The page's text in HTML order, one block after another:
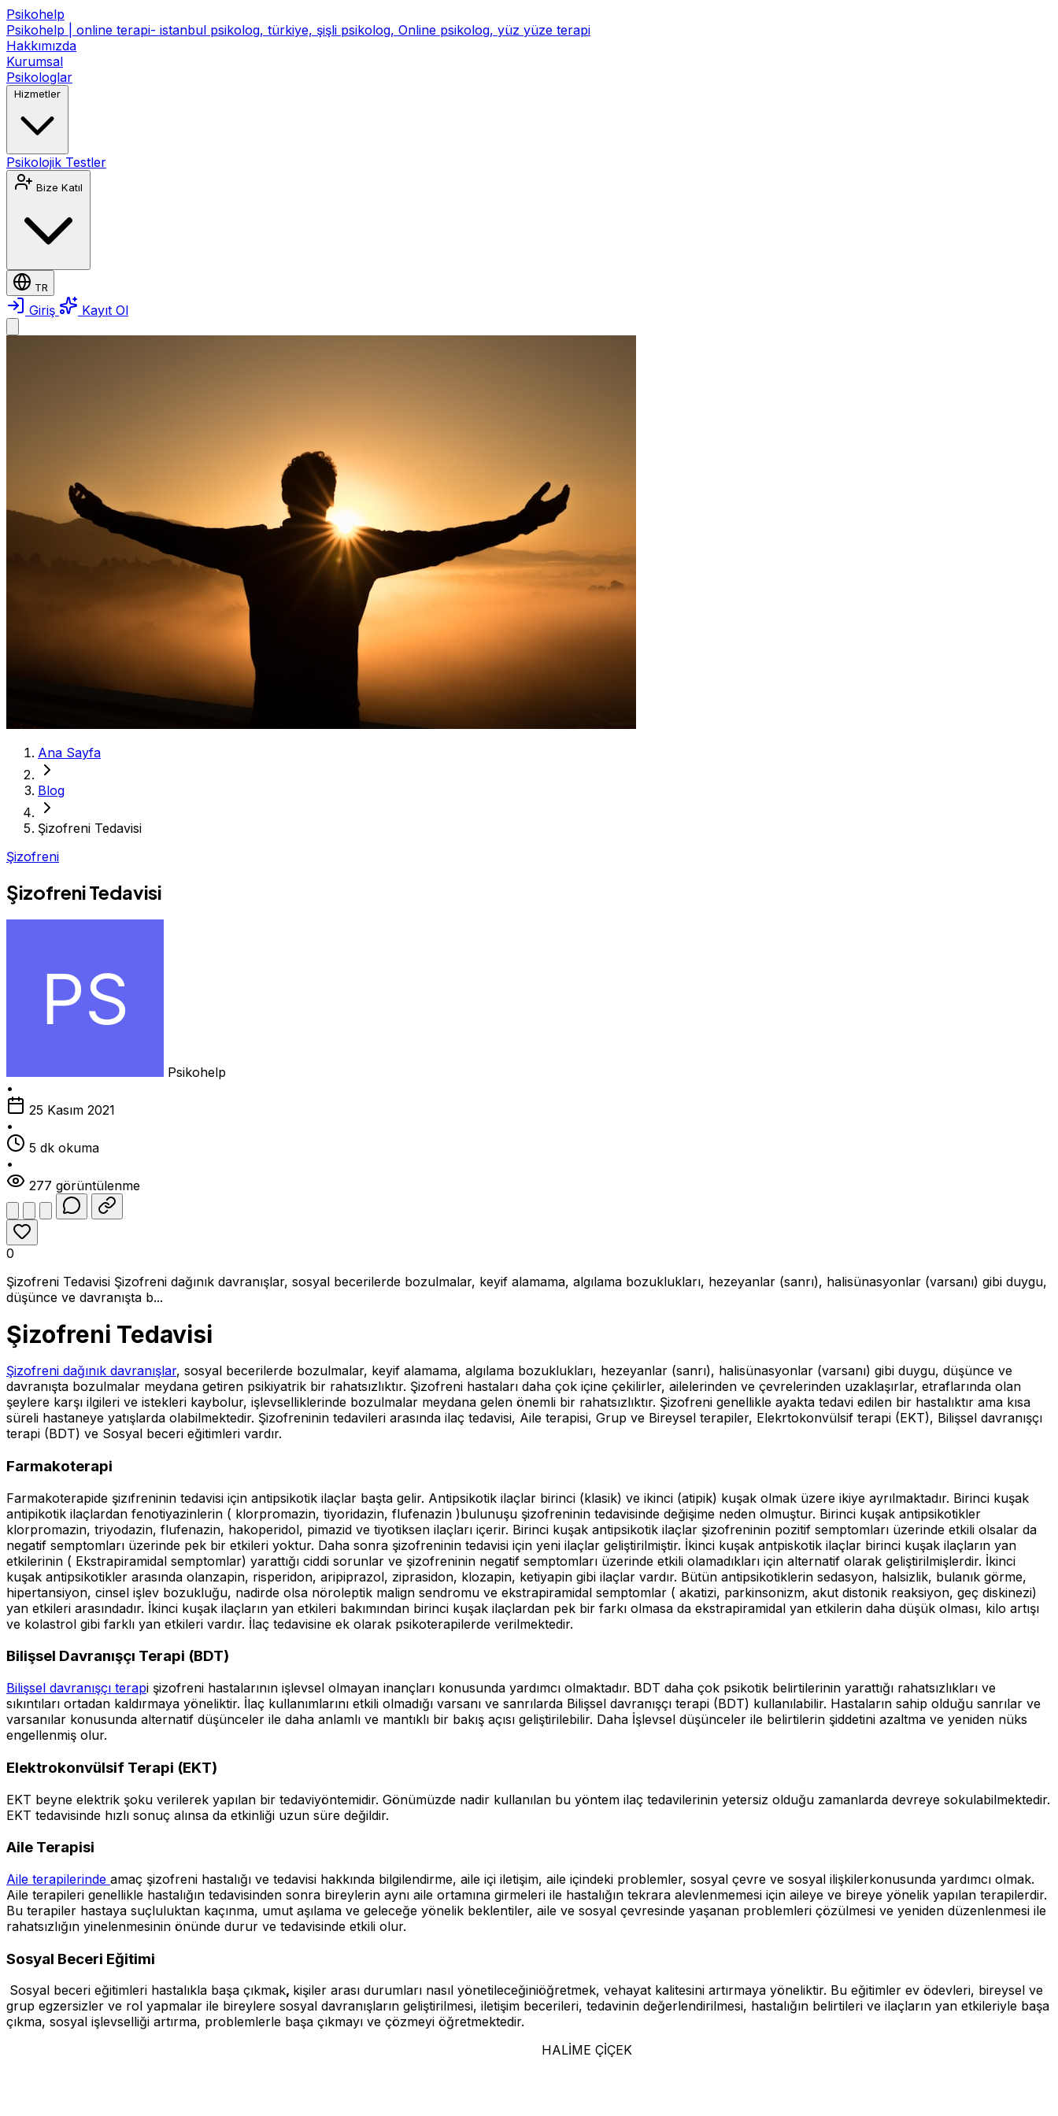
Psikohelp
Psikohelp | online terapi- istanbul psikolog, türkiye, şişli psikolog, Online psikolog, yüz yüze terapi
Hakkımızda
Kurumsal
Psikologlar
Hizmetler
Psikolojik Testler
Bize Katıl
TR
Giriş Kayıt Ol
Ana Sayfa
Blog
Şizofreni Tedavisi
Şizofreni
Şizofreni Tedavisi
Psikohelp
•
25 Kasım 2021
•
5 dk okuma
•
277 görüntülenme
0
Şizofreni Tedavisi Şizofreni dağınık davranışlar, sosyal becerilerde bozulmalar, keyif alamama, algılama bozuklukları, hezeyanlar (sanrı), halisünasyonlar (varsanı) gibi duygu,
düşünce ve davranışta b...
Şizofreni Tedavisi
Şizofreni dağınık davranışlar, sosyal becerilerde bozulmalar, keyif alamama, algılama bozuklukları, hezeyanlar (sanrı), halisünasyonlar (varsanı) gibi duygu, düşünce ve
davranışta bozulmalar meydana getiren psikiyatrik bir rahatsızlıktır. Şizofreni hastaları daha çok içine çekilirler, ailelerinden ve çevrelerinden uzaklaşırlar, etraflarında olan
şeylere karşı ilgileri ve istekleri kaybolur, işlevselliklerinde bozulmalar meydana gelen önemli bir rahatsızlıktır. Şizofreni genellikle ayakta tedavi edilen bir hastalıktır ama kısa
süreli hastaneye yatışlarda olabilmektedir. Şizofreninin tedavileri arasında ilaç tedavisi, Aile terapisi, Grup ve Bireysel terapiler, Elekrtokonvülsif terapi (EKT), Bilişsel davranışçı
terapi (BDT) ve Sosyal beceri eğitimleri vardır.
Farmakoterapi
Farmakoterapide şizıfreninin tedavisi için antipsikotik ilaçlar başta gelir. Antipsikotik ilaçlar birinci (klasik) ve ikinci (atipik) kuşak olmak üzere ikiye ayrılmaktadır. Birinci kuşak
antipikotik ilaçlardan fenotiyazinlerin ( klorpromazin, tiyoridazin, flufenazin )bulunuşu şizofreninin tedavisinde değişime neden olmuştur. Birinci kuşak antipsikotikler
klorpromazin, triyodazin, flufenazin, hakoperidol, pimazid ve tiyotiksen ilaçları içerir. Birinci kuşak antipsikotik ilaçlar şizofreninin pozitif semptomları üzerinde etkili olsalar da
negatif semptomları üzerinde pek bir etkileri yoktur. Daha sonra şizofreninin tedavisi için yeni ilaçlar geliştirilmiştir. İkinci kuşak antpiskotik ilaçlar birinci kuşak ilaçların yan
etkilerinin ( Ekstrapiramidal semptomlar) yarattığı ciddi sorunlar ve şizofreninin negatif semptomları üzerinde etkili olamadıkları için alternatif olarak geliştirilmişlerdir. İkinci
kuşak antipsikotikler arasında olanzapin, risperidon, aripiprazol, ziprasidon, klozapin, ketiyapin gibi ilaçlar vardır. Bütün antipsikotiklerin sedasyon, halsizlik, bulanık görme,
hipertansiyon, cinsel işlev bozukluğu, nadirde olsa nöroleptik malign sendromu ve ekstrapiramidal semptomlar ( akatizi, parkinsonizm, akut distonik reaksiyon, geç diskinezi)
yan etkileri arasındadır. İkinci kuşak ilaçların yan etkileri bakımından birinci kuşak ilaçlardan pek bir farkı olmasa da ekstrapiramidal yan etkilerin daha düşük olması, kilo artışı
ve kolastrol gibi farklı yan etkileri vardır. İlaç tedavisine ek olarak psikoterapilerde verilmektedir.
Bilişsel Davranışçı Terapi (BDT)
Bilişsel davranışçı terapi şizofreni hastalarının işlevsel olmayan inançları konusunda yardımcı olmaktadır. BDT daha çok psikotik belirtilerinin yarattığı rahatsızlıkları ve
sıkıntıları ortadan kaldırmaya yöneliktir. İlaç kullanımlarını etkili olmadığı varsanı ve sanrılarda Bilişsel davranışçı terapi (BDT) kullanılabilir. Hastaların sahip olduğu sanrılar ve
varsanılar konusunda alternatif düşünceler ile daha anlamlı ve mantıklı bir bakış açısı geliştirilebilir. Daha İşlevsel düşünceler ile belirtilerin şiddetini azaltma ve yeniden nüks
engellenmiş olur.
Elektrokonvülsif Terapi (EKT)
EKT beyne elektrik şoku verilerek yapılan bir tedaviyöntemidir. Gönümüzde nadir kullanılan bu yöntem ilaç tedavilerinin yetersiz olduğu zamanlarda devreye sokulabilmektedir.
EKT tedavisinde hızlı sonuç alınsa da etkinliği uzun süre değildir.
Aile Terapisi
Aile terapilerinde amaç şizofreni hastalığı ve tedavisi hakkında bilgilendirme, aile içi iletişim, aile içindeki problemler, sosyal çevre ve sosyal ilişkilerkonusunda yardımcı olmak.
Aile terapileri genellikle hastalığın tedavisinden sonra bireylerin aynı aile ortamına girmeleri ile hastalığın tekrara alevlenmemesi için aileye ve bireye yönelik yapılan terapilerdir.
Bu terapiler hastaya suçluluktan kaçınma, umut aşılama ve geleceğe yönelik beklentiler, aile ve sosyal çevresinde yaşanan problemleri çözülmesi ve yeniden düzenlenmesi ile
rahatsızlığın yinelenmesinin önünde durur ve tedavisinde etkili olur.
Sosyal Beceri Eğitimi
Sosyal beceri eğitimleri hastalıkla başa çıkmak, kişiler arası durumları nasıl yönetileceğiniöğretmek, vehayat kalitesini artırmaya yöneliktir. Bu eğitimler ev ödevleri, bireysel ve
grup egzersizler ve rol yapmalar ile bireylere sosyal davranışların geliştirilmesi, iletişim becerileri, tedavinin değerlendirilmesi, hastalığın belirtileri ve ilaçların yan etkileriyle başa
çıkma, sosyal işlevselliği artırma, problemlerle başa çıkmayı ve çözmeyi öğretmektedir.
HALİME ÇİÇEK